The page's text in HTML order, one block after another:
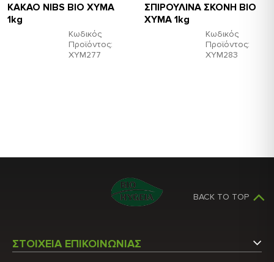
Κωδικός
Προϊόντος:
ΧΥΜ277
ΚΑΚΑΟ NIBS ΒΙΟ ΧΥΜΑ
1kg
Κωδικός
Προϊόντος:
ΧΥΜ283
ΣΠΙΡΟΥΛΙΝΑ ΣΚΟΝΗ BIO
ΧΥΜΑ 1kg
BACK TO TOP
ΣΤΟΙΧΕΙΑ ΕΠΙΚΟΙΝΩΝΙΑΣ